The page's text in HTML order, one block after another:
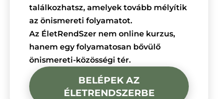
találkozhatsz, amelyek tovább mélyítik
az önismereti folyamatot.
Az ÉletRendSzer nem online kurzus,
hanem egy folyamatosan bővülő
önismereti-közösségi tér.
BELÉPEK AZ
ÉLETRENDSZERBE